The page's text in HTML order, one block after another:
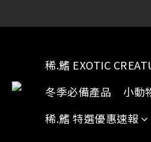
稀.鰭 EXOTIC
冬季必備產品
小動
稀.鰭 特選優惠速報